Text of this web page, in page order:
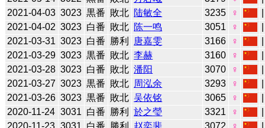
2021-04-03 3023 黒番 敗北 陆敏全 3235 ♀
2021-04-02 3023 白番 敗北 陈一鸣 3051 ♀
2021-03-31 3023 白番 勝利 唐嘉雯 3166 ♀
2021-03-29 3023 黒番 敗北 李赫 3160 ♀
2021-03-28 3023 白番 敗北 潘阳 3070 ♀
2021-03-27 3023 黒番 敗北 周泓余 3293 ♀
2021-03-26 3023 黒番 敗北 吴依铭 3065 ♀
2020-11-24 3031 白番 勝利 於之瑩 3321 ♀
2020-11-23 3031 白番 勝利 赵奕斐 3072 ♀